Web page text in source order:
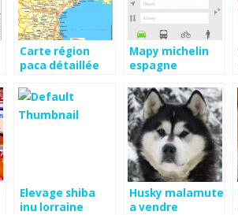
Carte région
paca détaillée
Mapy michelin
espagne
Elevage shiba
inu lorraine
Husky malamute
a vendre